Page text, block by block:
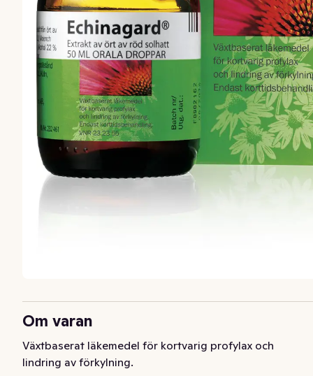
Om varan
Växtbaserat läkemedel för kortvarig profylax och
lindring av förkylning.